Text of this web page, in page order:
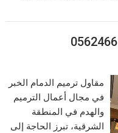
مقاول ترميم الدمام الخبر
في مجال أعمال الترميم
والهدم في المنطقة
الشرقية، تبرز الحاجة إلى